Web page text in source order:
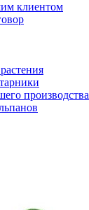
клиентом
производства